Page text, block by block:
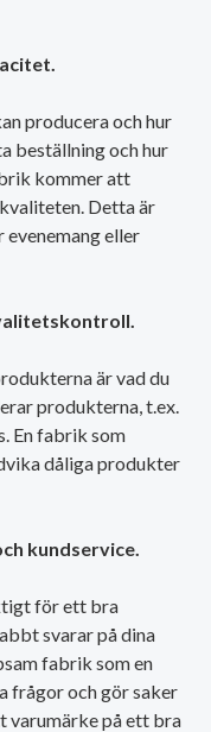
producera och hur
beställning och hur
kommer att
Detta är
eller
är vad du
produkterna, t.ex.
En fabrik som
dåliga produkter
kundservice.
för ett bra
svarar på dina
fabrik som en
frågor och gör saker
varumärke på ett bra